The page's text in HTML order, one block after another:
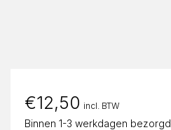
€12,50 incl. BTW
Binnen 1-3 werkdagen bezorgd